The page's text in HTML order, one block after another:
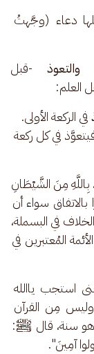
دعاء (وجَّهتُ
-قبل
العلم:
في الركعة الأولى.
في كل ركعة
مِنَ الشَّيْطَانِ
سِرًّا بالاتفاق سواء أن
في البسملة،
المُعتبرين في
استجب ياالله
مِن القرآن
وهو سنة، قال ﷺ: